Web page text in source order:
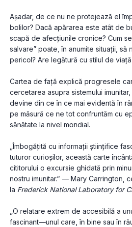
Așadar, de ce nu ne protejează el
bolilor? Dacă apărarea este atât de
scapă de afecțiunile cronice? Cum
salvare” poate, în anumite situații, să
pericol? Are legătură cu stilul de
Cartea de față explică progresele
cercetarea asupra sistemului
devine din ce în ce mai evidentă în
pe măsură ce ne tot confruntăm cu
sănătate la nivel mondial.
„Îmbogățită cu informații științifice
tuturor curioșilor, această carte
cititorului o excursie ghidată prin
nostru imunitar.” — Mary Carrington,
la Frederick National Laboratory for
„O relatare extrem de accesibilă a
fascinant—unul care, în bine sau în